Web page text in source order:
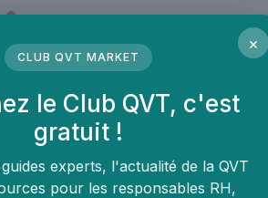
×
CLUB QVT MARKET
le Club QVT, c'est
gratuit !
experts, l'actualité de la QVT
pour les responsables RH,
cookies